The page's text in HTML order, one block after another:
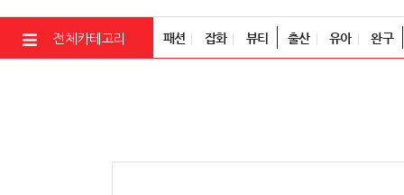
전체카테고리 패션 잡화 뷰티 출산 유아 완구